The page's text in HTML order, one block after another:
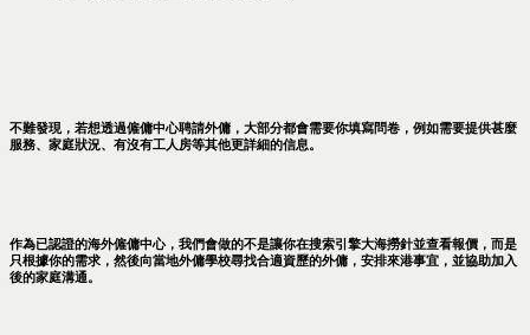
不難發現，若想透過僱傭中心聘請外傭，大部分都會需要你填寫問卷，例如需要提供甚麼
服務、家庭狀況、有沒有工人房等其他更詳細的信息。
作為已認證的海外僱傭中心，我們會做的不是讓你在搜索引擎大海撈針並查看報價，而是
只根據你的需求，然後向當地外傭學校尋找合適資歷的外傭，安排來港事宜，並協助加入
後的家庭溝通。